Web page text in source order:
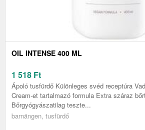
OIL INTENSE 400 ML
1 518 Ft
Ápoló tusfürdő Különleges svéd receptúra
Cream-et tartalmazó formula Extra száraz
Bőrgyógyászatilag teszte...
barnängen, tusfürdő